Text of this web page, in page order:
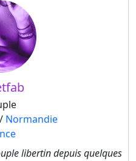
/ Normandie
libertin depuis quelques